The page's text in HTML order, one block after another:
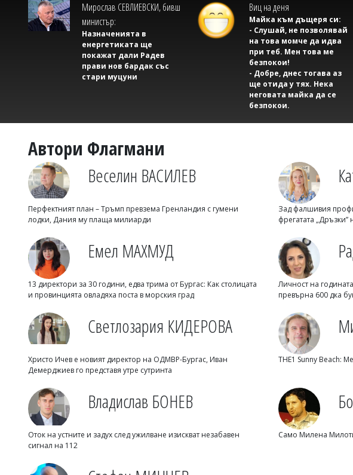
Мирослав СЕВЛИЕВСКИ, бивш
министър:
Назначенията в
енергетиката ще
покажат дали Радев
прави нов бардак със
стари муцуни
Виц на деня
Майка към дъщеря си:
- Слушай, не позволявай
на това момче да идва
при теб. Мен това ме
безпокои!
- Добре, днес тогава аз
ще отида у тях. Нека
неговата майка да се
безпокои.
Автори Флагмани
Веселин ВАСИЛЕВ
Перфектният план – Тръмп превзема Гренландия с гумени
лодки, Дания му плаща милиарди
Зад фалшивия
фрегатата
Емел МАХМУД
13 директори за 30 години, едва трима от Бургас: Как столицата
и провинцията овладяха поста в морския град
Личност на
превърна 600 дка
Светлозария КИДЕРОВА
Христо Ичев е новият директор на ОДМВР-Бургас, Иван
Демерджиев го представя утре сутринта
THE1 Sunny Beach:
Владислав БОНЕВ
Оток на устните и задух след ужилване изискват незабавен
сигнал на 112
Само Милена